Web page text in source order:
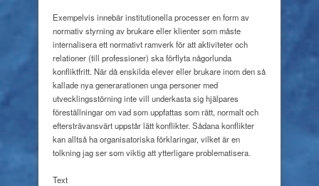
Exempelvis innebär institutionella processer en form av
normativ styrning av brukare eller klienter som måste
internalisera ett normativt ramverk för att aktiviteter och
relationer (till professioner) ska förflyta någorlunda
konfliktfritt. När då enskilda elever eller brukare inom den så
kallade nya generarationen unga personer med
utvecklingsstörning inte vill underkasta sig hjälpares
föreställningar om vad som uppfattas som rätt, normalt och
eftersträvansvärt uppstår lätt konflikter. Sådana konflikter
kan alltså ha organisatoriska förklaringar, vilket är en
tolkning jag ser som viktig att ytterligare problematisera.
Text